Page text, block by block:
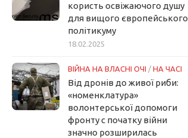
користь освіжаючого душу
для вищого європейського
політикуму
18.02.2025
ВІЙНА НА ВЛАСНІ ОЧІ / НА ЧАСІ
Від дронів до живої риби:
«номенклатура»
волонтерської допомоги
фронту с початку війни
значно розширилась